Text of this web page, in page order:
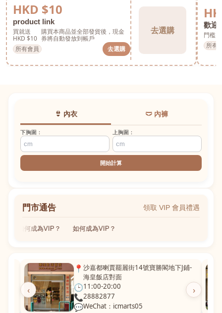
HKD $10
product link
買就送
HKD $10
購買本商品並全部發貨後，現金
券將自動發放到帳戶
所有會員
去選購
去選購
歡迎
門檻
所有
👙 內衣 🩲 內褲
下胸圍： 上胸圍：
開始計算
門市通告 領取 VIP 會員禮遇
如何成為VIP？ 如何成為VIP？
‹ ›
📍 沙嘉都喇賈罷麗街14號寶勝閣地下J鋪-
海皇飯店對面
🕒11:00-20:00
📞28882877
💬WeChat：icmarts05